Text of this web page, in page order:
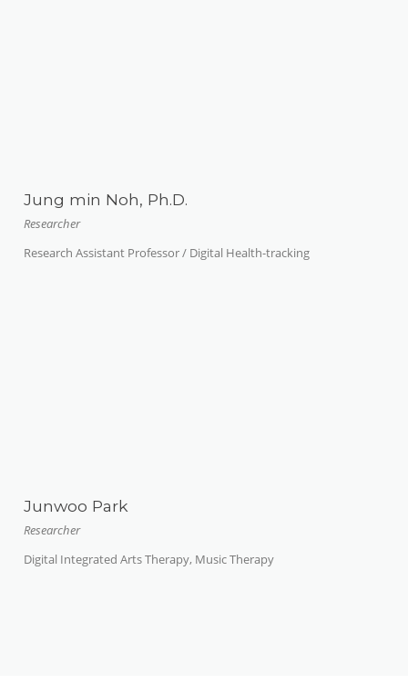
Jung min Noh, Ph.D.
Researcher
Research Assistant Professor / Digital Health-tracking
Junwoo Park
Researcher
Digital Integrated Arts Therapy, Music Therapy